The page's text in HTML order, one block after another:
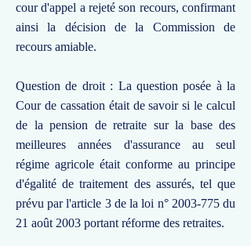
cour d'appel a rejeté son recours, confirmant
ainsi la décision de la Commission de
recours amiable.
Question de droit : La question posée à la
Cour de cassation était de savoir si le calcul
de la pension de retraite sur la base des
meilleures années d'assurance au seul
régime agricole était conforme au principe
d'égalité de traitement des assurés, tel que
prévu par l'article 3 de la loi n° 2003-775du
21 août 2003 portant réforme des retraites.